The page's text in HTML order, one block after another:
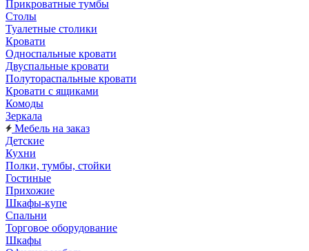
Прикроватные тумбы
Столы
Туалетные столики
Кровати
Односпальные кровати
Двуспальные кровати
Полутораспальные кровати
Кровати с ящиками
Комоды
Зеркала
Мебель на заказ
Детские
Кухни
Полки, тумбы, стойки
Гостиные
Прихожие
Шкафы-купе
Спальни
Торговое оборудование
Шкафы